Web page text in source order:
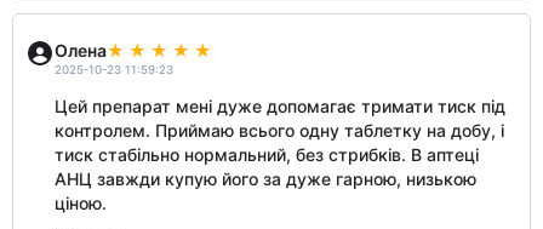
Олена
2025-10-23 11:59:23
Цей препарат мені дуже допомагає тримати тиск під
контролем. Приймаю всього одну таблетку на добу, і
тиск стабільно нормальний, без стрибків. В аптеці
АНЦ завжди купую його за дуже гарною, низькою
ціною.